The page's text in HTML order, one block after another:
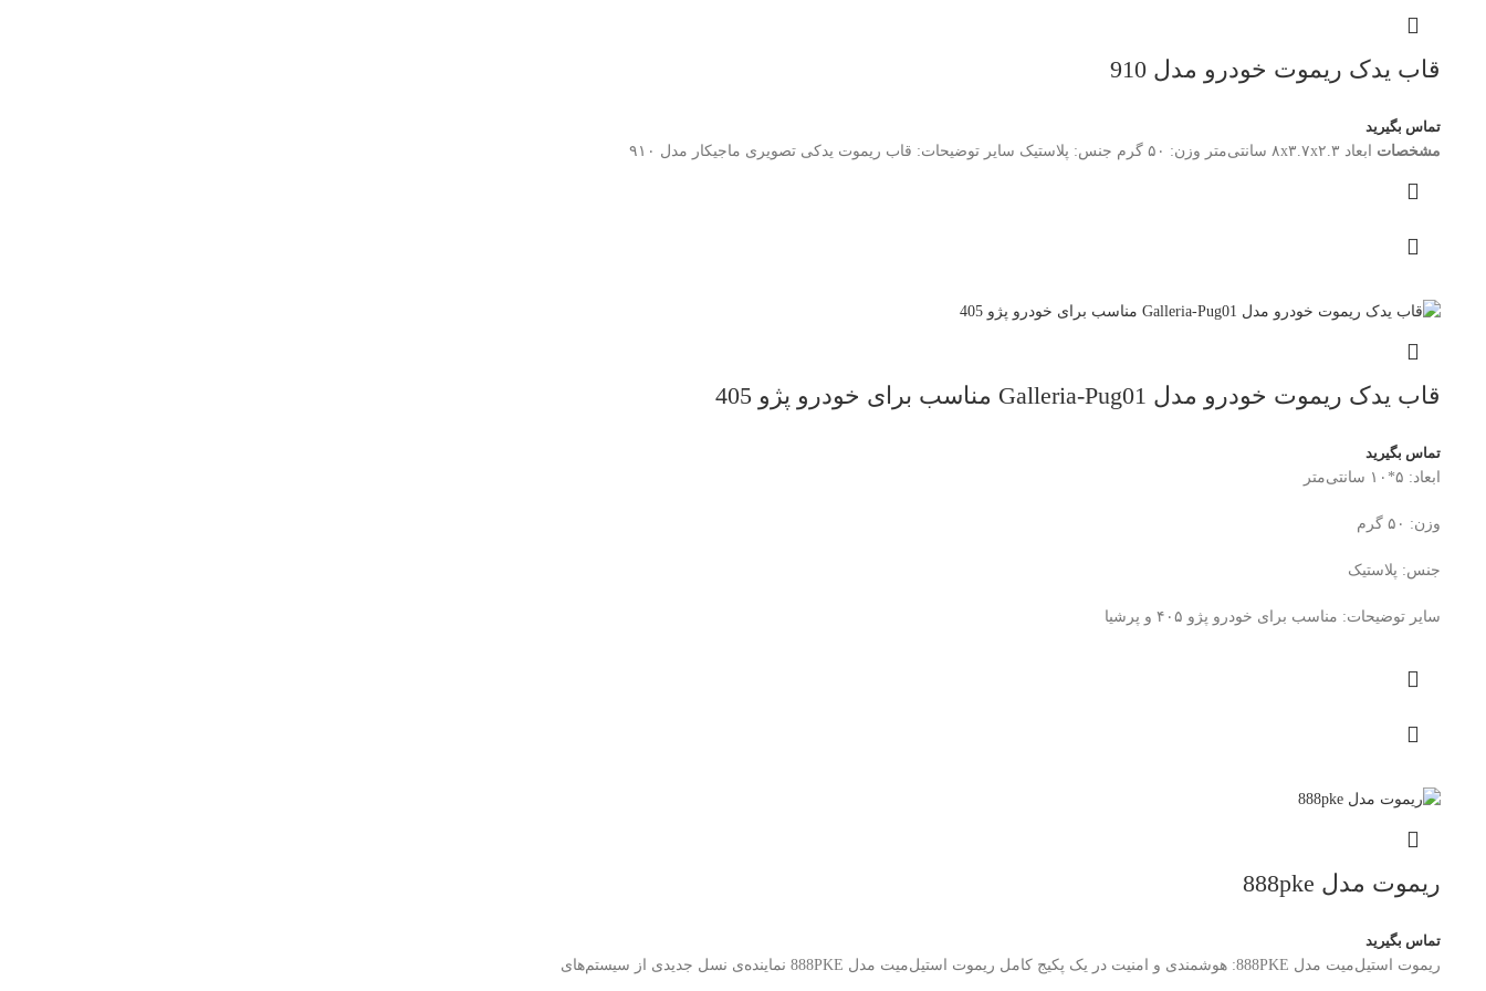
قاب یدک ریموت خودرو مدل 910
تماس بگیرید
مشخصات ابعاد ۸x۳.۷x۲.۳ سانتی‌متر وزن: ۵۰ گرم جنس: پلاستیک سایر توضیحات: قاب ریموت یدکی تصویری ماجیکار مدل ۹۱۰
قاب یدک ریموت خودرو مدل Galleria-Pug01 مناسب برای خودرو پژو 405
تماس بگیرید
ابعاد: ۵*۱۰ سانتی‌متر
وزن: ۵۰ گرم
جنس: پلاستیک
سایر توضیحات: مناسب برای خودرو پژو ۴۰۵ و پرشیا
ریموت مدل 888pke
تماس بگیرید
ریموت استیل‌میت مدل 888PKE: هوشمندی و امنیت در یک پکیج کامل ریموت استیل‌میت مدل 888PKE نماینده‌ی نسل جدیدی از سیستم‌های